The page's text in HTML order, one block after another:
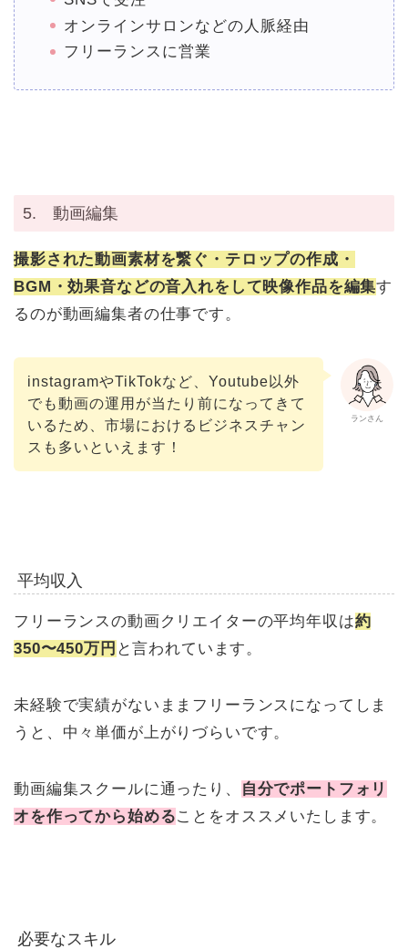
オンラインサロンなどの人脈経由
フリーランスに営業
5. 動画編集
撮影された動画素材を繋ぐ・テロップの作成・
BGM・効果音などの音入れをして映像作品を編集す
るのが動画編集者の仕事です。
ランさん
instagramやTikTokなど、Youtube以外
でも動画の運用が当たり前になってきて
いるため、市場におけるビジネスチャン
スも多いといえます！
平均収入
フリーランスの動画クリエイターの平均年収は約
350〜450万円 と言われています。
未経験で実績がないままフリーランスになってしま
うと、中々単価が上がりづらいです。
動画編集スクールに通ったり、
自分でポートフォリ
オを作ってから始めることをオススメいたします。
必要なスキル